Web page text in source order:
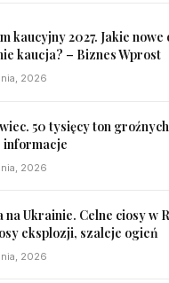
kaucyjny 2027. Jakie
kaucja? – Biznes Wprost
2026
50 tysięcy ton
informacje
2026
na Ukrainie. Celne ciosy w
eksplozji, szaleje ogień
2026